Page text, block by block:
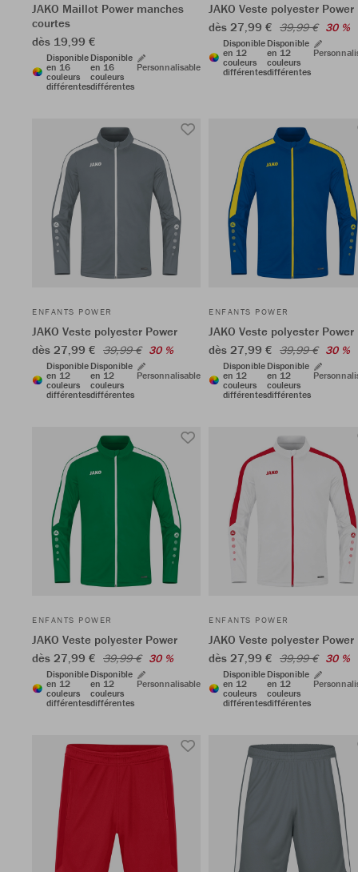
JAKO Maillot Power manches
courtes
dès 19,99 €
Disponible
en 16
couleurs
différentes
Disponible
en 16
couleurs
différentes
Personnalisable
JAKO Veste polyester Power
dès 27,99 € 39,99 € 30 %
Disponible
en 12
couleurs
différentes
Disponible
en 12
couleurs
différentes
ENFANTS POWER
JAKO Veste polyester Power
dès 27,99 € 39,99 € 30 %
Disponible
en 12
couleurs
différentes
Disponible
en 12
couleurs
différentes
Personnalisable
ENFANTS POWER
JAKO Veste polyester Power
dès 27,99 € 39,99 € 30 %
Disponible
en 12
couleurs
différentes
Disponible
en 12
couleurs
différentes
ENFANTS POWER
JAKO Veste polyester Power
dès 27,99 € 39,99 € 30 %
Disponible
en 12
couleurs
différentes
Disponible
en 12
couleurs
différentes
Personnalisable
ENFANTS POWER
JAKO Veste polyester Power
dès 27,99 € 39,99 € 30 %
Disponible
en 12
couleurs
différentes
Disponible
en 12
couleurs
différentes